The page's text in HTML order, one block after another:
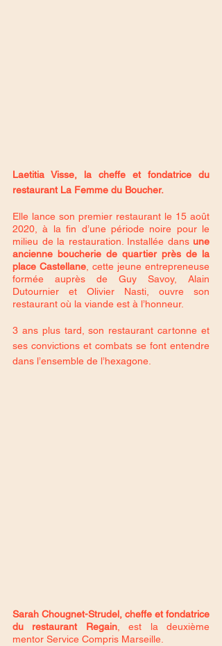
Laetitia V﻿isse, la cheffe et fondatrice du
restaurant La Femme du Boucher.
Elle lance son premier restaurant le 15 août
2020, à la fin d’une période noire pour le
milieu de la restauration. Installée dans une
ancienne boucherie de quartier près de la
place Castellane, cette jeune entrepreneuse
formée auprès de Guy Savoy, Alain
Dutournier et Olivier Nasti, ouvre son
restaurant où la viande est à l’honneur.
3 ans plus tard, son restaurant cartonne et
ses convictions et combats se font entendre
dans l’ensemble de l’hexagone.
Sarah Chougnet-Strudel, cheffe et fondatrice
du restaurant Regain, est la deuxième
mentor Service Compris Marseille.